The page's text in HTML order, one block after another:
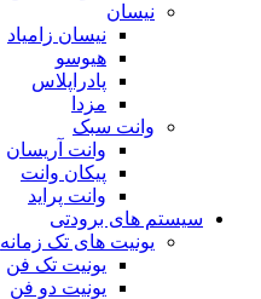
نیسان
نیسان زامیاد
هیوسو
پادراپلاس
مزدا
وانت سبک
وانت آریسان
پیکان وانت
وانت پراید
سیستم های برودتی
یونیت های تک زمانه
یونیت تک فن
یونیت دو فن